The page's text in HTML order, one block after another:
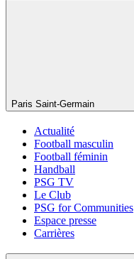
Paris Saint-Germain
Actualité
Football masculin
Football féminin
Handball
PSG TV
Le Club
PSG for Communities
Espace presse
Carrières